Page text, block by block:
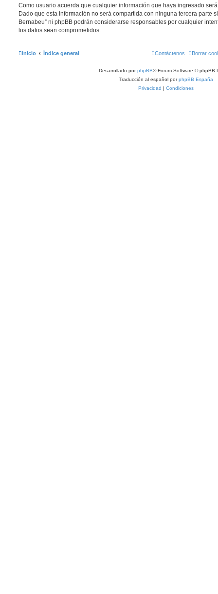
Como usuario acuerda que cualquier información que haya ingresado
Dado que esta información no será compartida con ninguna tercera parte
Bernabeu” ni phpBB podrán considerarse responsables por cualquier
los datos sean comprometidos.
Inicio Índice general Borrar
Contáctenos
Desarrollado porphpBB® Forum Software © phpBB
Traducción al español porphpBB España
Privacidad | Condiciones